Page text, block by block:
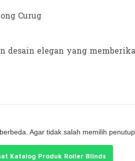
desain elegan yang
Agar tidak salah memilih
Katalog Produk Roller Blinds